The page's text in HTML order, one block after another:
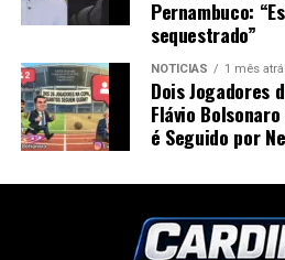
Pernambuco:
sequestrado”
NOTÍCIAS 1 mês
Dois Jogadores
Flávio
é Seguido por